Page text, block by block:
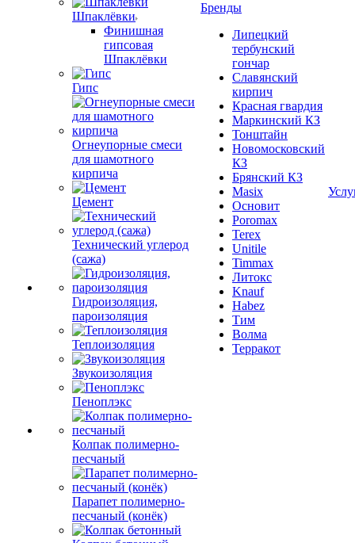
Шпаклёвки
Финишная
гипсовая
Шпаклёвки
Гипс
Огнеупорные смеси
для шамотного
кирпича
Цемент
Технический углерод
(сажа)
Гидроизоляция,
пароизоляция
Теплоизоляция
Звукоизоляция
Пеноплэкс
Колпак полимерно-
песчаный
Парапет полимерно-
песчаный (конёк)
Бренды
Липецкий
тербунский
гончар
Славянский
кирпич
Красная гвардия
Маркинский КЗ
Тонштайн
Новомосковский
КЗ
Брянский КЗ
Masix
Основит
Poromax
Terex
Unitile
Timmax
Литокс
Knauf
Habez
Тим
Волма
Терракот